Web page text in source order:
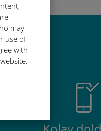
may
use of
with